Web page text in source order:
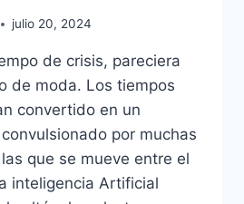
julio 20, 2024
de crisis, pareciera
de moda. Los tiempos
convertido en un
por muchas
que se mueve entre el
inteligencia Artificial